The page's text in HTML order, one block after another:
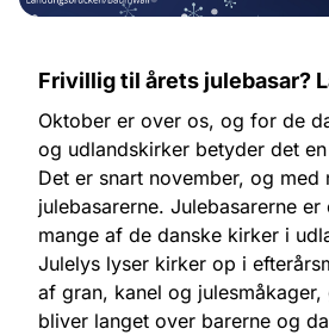
Frivillig til årets julebasar?
Oktober er over os, og for de
og udlandskirker betyder det
Det er snart november, og med
julebasarerne. Julebasarerne
mange af de danske kirker i
Julelys lyser kirker op i
af gran, kanel og
bliver langet over barerne og